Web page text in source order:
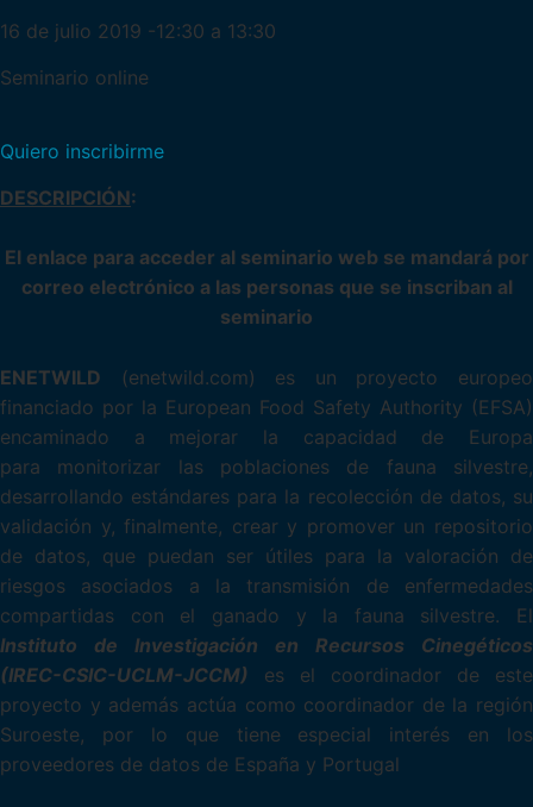
16 de julio 2019 -12:30 a 13:30
Seminario online
Quiero inscribirme
DESCRIPCIÓN:
El enlace para acceder al seminario web se mandará por
correo electrónico a las personas que se inscriban al
seminario
ENETWILD (enetwild.com) es un proyecto europeo
financiado por la European Food Safety Authority (EFSA)
encaminado a mejorar la capacidad de Europa
para monitorizar las poblaciones de fauna silvestre,
desarrollando estándares para la recolección de datos, su
validación y, finalmente, crear y promover un repositorio
de datos, que puedan ser útiles para la valoración de
riesgos asociados a la transmisión de enfermedades
compartidas con el ganado y la fauna silvestre. El
Instituto de Investigación en Recursos Cinegéticos
(IREC-CSIC-UCLM-JCCM) es el coordinador de este
proyecto y además actúa como coordinador de la región
Suroeste, por lo que tiene especial interés en los
proveedores de datos de España y Portugal